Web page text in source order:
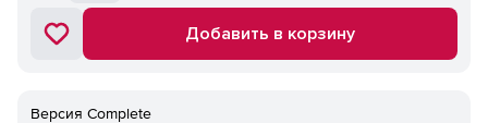
Добавить в корзину
Версия Complete